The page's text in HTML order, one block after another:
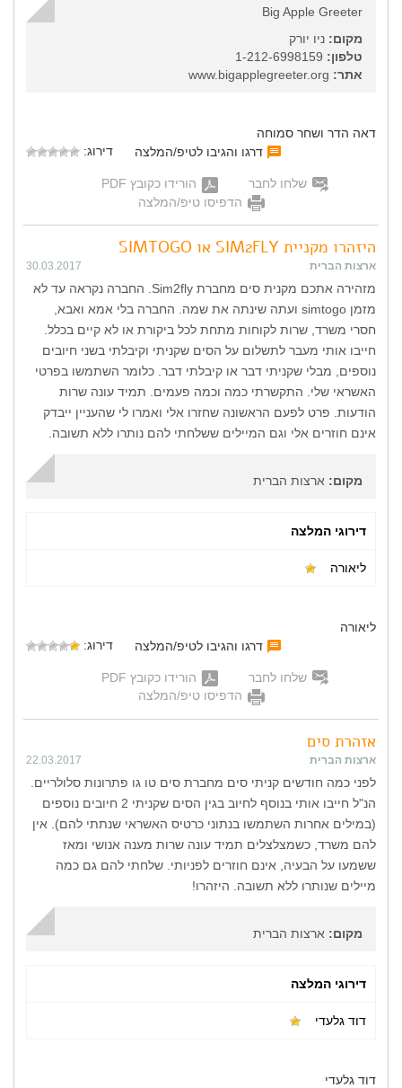
Big Apple Greeter
מקום: ניו יורק
טלפון:
אתר:
דאה הדר ושחר סמוחה
דרגו והגיבו לטיפ/המלצה
דירוג:
שלחו לחבר
הורידו כקובץ PDF
הדפיסו טיפ/המלצה
היזהרו מקניית SIM2FLY או SIMTOGO
ארצות הברית 30.03.2017
מזהירה אתכם מקנית סים מחברת Sim2fly. החברה נקראה עד לא
מזמן simtogo ועתה שינתה את שמה. החברה בלי אמא ואבא,
חסרי משרד, שרות לקוחות מתחת לכל ביקורת או לא קיים בכלל.
חייבו אותי מעבר לתשלום על הסים שקניתי וקיבלתי בשני חיובים
נוספים, מבלי שקניתי דבר או קיבלתי דבר. כלומר השתמשו בפרטי
האשראי שלי. התקשרתי כמה וכמה פעמים. תמיד עונה שרות
הודעות. פרט לפעם הראשונה שחזרו אלי ואמרו לי שהעניין ייבדק
אינם חוזרים אלי וגם המיילים ששלחתי להם נותרו ללא תשובה.
מקום: ארצות הברית
דירוגי המלצה
ליאורה
ליאורה
דרגו והגיבו לטיפ/המלצה
דירוג:
שלחו לחבר
הורידו כקובץ PDF
הדפיסו טיפ/המלצה
אזהרת סים
ארצות הברית 22.03.2017
לפני כמה חודשים קניתי סים מחברת סים טו גו פתרונות סלולריים.
הנ"ל חייבו אותי בנוסף לחיוב בגין הסים שקניתי 2 חיובים נוספים
(במילים אחרות השתמשו בנתוני כרטיס האשראי שנתתי להם). אין
להם משרד, כשמצלצלים תמיד עונה שרות מענה אנושי ומאז
ששמעו על הבעיה, אינם חוזרים לפניותי. שלחתי להם גם כמה
מיילים שנותרו ללא תשובה. היזהרו!
מקום: ארצות הברית
דירוגי המלצה
דוד גלעדי
דוד גלעדי